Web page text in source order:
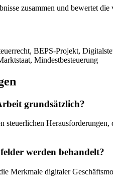
zusammen und bewertet
BEPS-Projekt,
Mindestbesteuerung
grundsätzlich?
steuerlichen
werden behandelt?
Merkmale digitaler